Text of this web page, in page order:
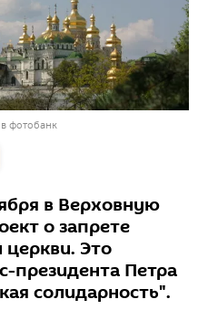
фотобанк
в Верховную
о запрете
церкви. Это
президента Петра
солидарность".